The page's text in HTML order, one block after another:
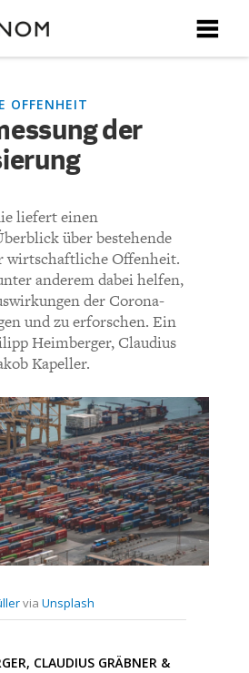
X
ARTIKEL
THEMEN
UNS
SUCHE
ABO/LOGIN
X
informiert Sie über unsere
Beiträge.
X
BODEN
X
OFFENHEIT
der
liefert einen
über bestehende
wirtschaftliche Offenheit.
anderem dabei helfen,
der Corona-
und zu erforschen. Ein
Heimberger, Claudius
Kapeller.
via Unsplash
, CLAUDIUS GRÄBNER&
X
der
EMAIL)